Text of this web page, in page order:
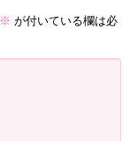
※ が付いている欄は必